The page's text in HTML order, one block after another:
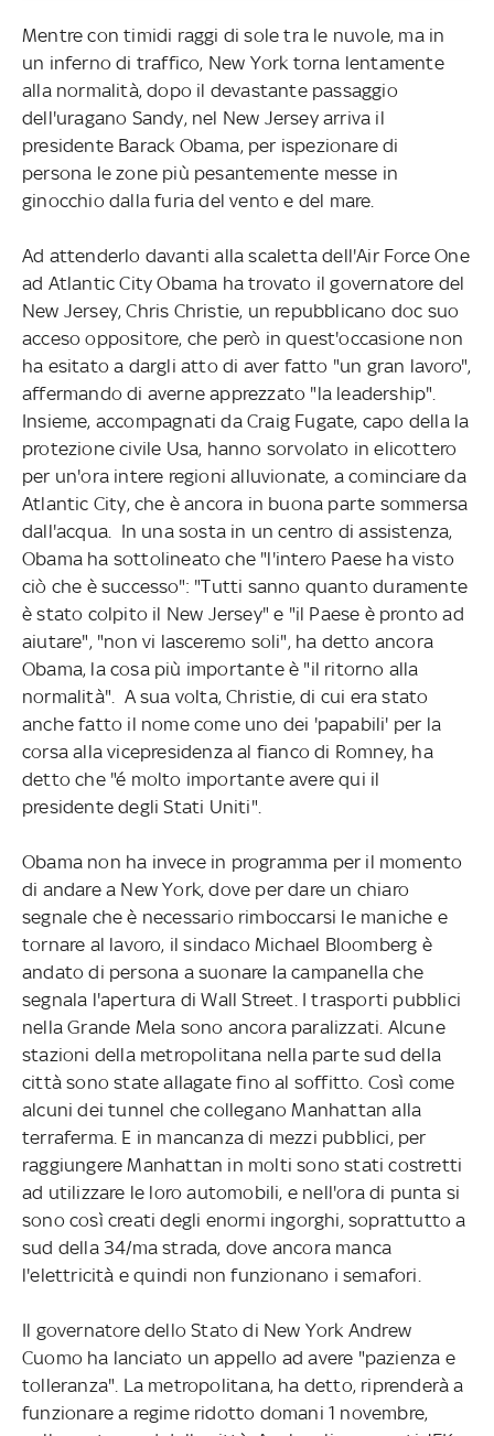
Mentre con timidi raggi di sole tra le nuvole, ma in
un inferno di traffico, New York torna lentamente
alla normalità, dopo il devastante passaggio
dell'uragano Sandy, nel New Jersey arriva il
presidente Barack Obama, per ispezionare di
persona le zone più pesantemente messe in
ginocchio dalla furia del vento e del mare.
Ad attenderlo davanti alla scaletta dell'Air Force One
ad Atlantic City Obama ha trovato il governatore del
New Jersey, Chris Christie, un repubblicano doc suo
acceso oppositore, che però in quest'occasione non
ha esitato a dargli atto di aver fatto "un gran lavoro",
affermando di averne apprezzato "la leadership".
Insieme, accompagnati da Craig Fugate, capo della la
protezione civile Usa, hanno sorvolato in elicottero
per un'ora intere regioni alluvionate, a cominciare da
Atlantic City, che è ancora in buona parte sommersa
dall'acqua. In una sosta in un centro di assistenza,
Obama ha sottolineato che "l'intero Paese ha visto
ciò che è successo": "Tutti sanno quanto duramente
è stato colpito il New Jersey" e "il Paese è pronto ad
aiutare", "non vi lasceremo soli", ha detto ancora
Obama, la cosa più importante è "il ritorno alla
normalità". A sua volta, Christie, di cui era stato
anche fatto il nome come uno dei 'papabili' per la
corsa alla vicepresidenza al fianco di Romney, ha
detto che "é molto importante avere qui il
presidente degli Stati Uniti".
Obama non ha invece in programma per il momento
di andare a New York, dove per dare un chiaro
segnale che è necessario rimboccarsi le maniche e
tornare al lavoro, il sindaco Michael Bloomberg è
andato di persona a suonare la campanella che
segnala l'apertura di Wall Street. I trasporti pubblici
nella Grande Mela sono ancora paralizzati. Alcune
stazioni della metropolitana nella parte sud della
città sono state allagate fino al soffitto. Così come
alcuni dei tunnel che collegano Manhattan alla
terraferma. E in mancanza di mezzi pubblici, per
raggiungere Manhattan in molti sono stati costretti
ad utilizzare le loro automobili, e nell'ora di punta si
sono così creati degli enormi ingorghi, soprattutto a
sud della 34/ma strada, dove ancora manca
l'elettricità e quindi non funzionano i semafori.
Il governatore dello Stato di New York Andrew
Cuomo ha lanciato un appello ad avere "pazienza e
tolleranza". La metropolitana, ha detto, riprenderà a
funzionare a regime ridotto domani 1 novembre,